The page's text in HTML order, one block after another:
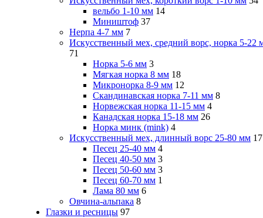
вельбо 1-10 мм 14
Миништоф 37
Нерпа 4-7 мм 7
Искусственный мех, средний ворс, норка 5-22
71
Норка 5-6 мм 3
Мягкая норка 8 мм 18
Микронорка 8-9 мм 12
Скандинавская норка 7-11 мм 8
Норвежская норка 11-15 мм 4
Канадская норка 15-18 мм 26
Норка минк (mink) 4
Искусственный мех, длинный ворс 25-80 мм 17
Песец 25-40 мм 4
Песец 40-50 мм 3
Песец 50-60 мм 3
Песец 60-70 мм 1
Лама 80 мм 6
Овчина-альпака 8
Глазки и ресницы 97